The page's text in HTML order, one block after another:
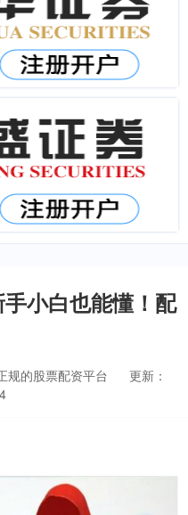
小白也能懂！配
规的股票配资平台
更新：